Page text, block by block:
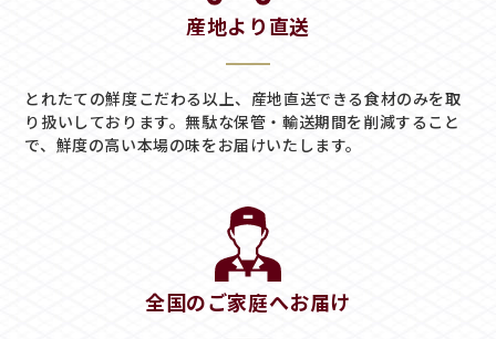
産地より直送
とれたての鮮度こだわる以上、産地直送できる食材のみを取
り扱いしております。 無駄な保管・輸送期間を削減すること
で、鮮度の高い本場の味をお届けいたします。
全国のご家庭へお届け